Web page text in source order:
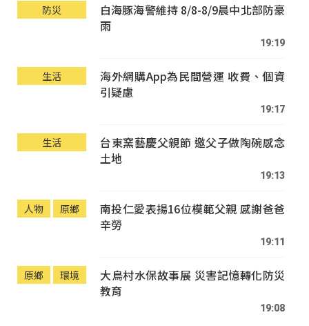
防災
白海豚海警維持 8/8-8/9晨中北部防豪
雨
19:19
生活
海外網購App為民間營運 收費、個資
引疑慮
19:17
生活
台東窯藝慶父親節 邀父子做陶碗感念
土地
19:13
人物 原鄉
南投仁愛表揚16位模範父親 感謝爸爸
辛勞
19:11
原鄉 環境
大鳥村水保故事展 災害記憶轉化防災
教育
19:08